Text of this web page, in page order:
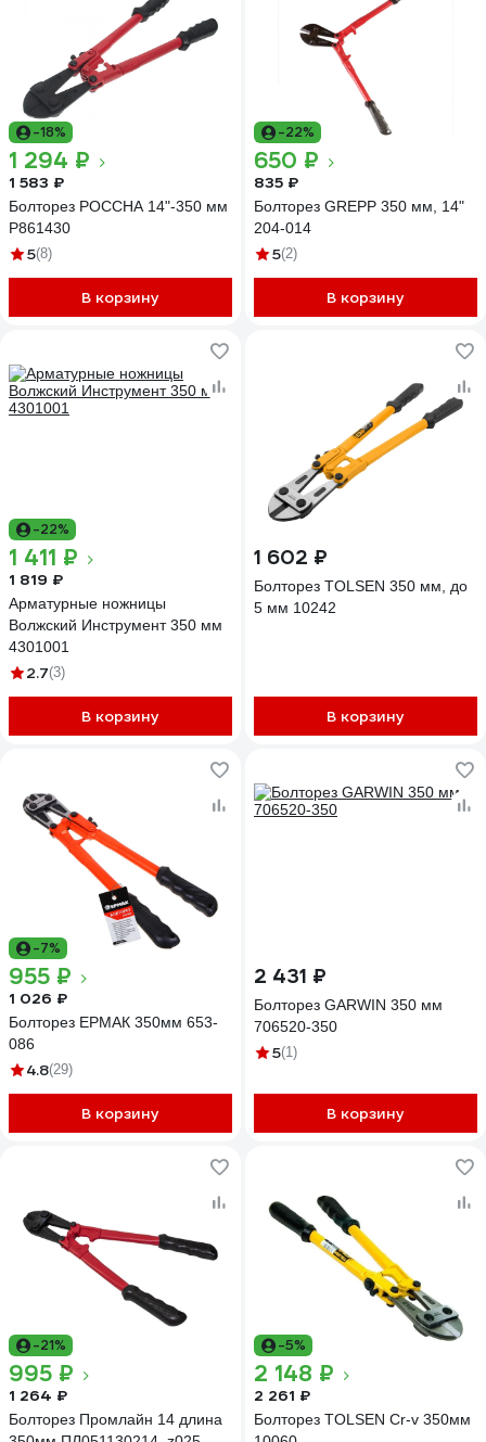
-18%
1 294 ₽
1 583 ₽
Болторез РОССНА 14"-350 мм
Р861430
5(8)
В корзину
-22%
650 ₽
835 ₽
Болторез GREPP 350 мм, 14"
204-014
5(2)
В корзину
-22%
1 411 ₽
1 819 ₽
Арматурные ножницы
Волжский Инструмент 350 мм
4301001
2.7(3)
В корзину
1 602 ₽
Болторез TOLSEN 350 мм, до
5 мм 10242
В корзину
-7%
955 ₽
1 026 ₽
Болторез ЕРМАК 350мм 653-
086
4.8(29)
В корзину
2 431 ₽
Болторез GARWIN 350 мм
706520-350
5(1)
В корзину
-21%
995 ₽
1 264 ₽
Болторез Промлайн 14 длина
-5%
2 148 ₽
2 261 ₽
Болторез TOLSEN Cr-v 350мм